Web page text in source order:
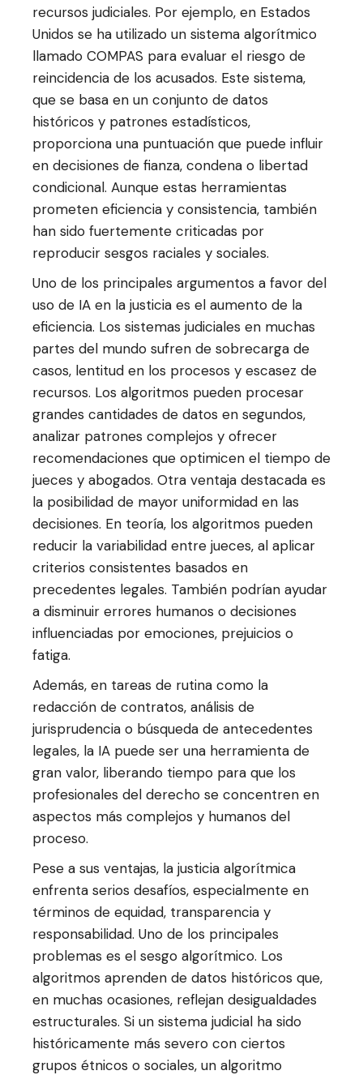
recursos judiciales. Por ejemplo, en Estados
Unidos se ha utilizado un sistema algorítmico
llamado COMPAS para evaluar el riesgo de
reincidencia de los acusados. Este sistema,
que se basa en un conjunto de datos
históricos y patrones estadísticos,
proporciona una puntuación que puede influir
en decisiones de fianza, condena o libertad
condicional. Aunque estas herramientas
prometen eficiencia y consistencia, también
han sido fuertemente criticadas por
reproducir sesgos raciales y sociales.
Uno de los principales argumentos a favor del
uso de IA en la justicia es el aumento de la
eficiencia. Los sistemas judiciales en muchas
partes del mundo sufren de sobrecarga de
casos, lentitud en los procesos y escasez de
recursos. Los algoritmos pueden procesar
grandes cantidades de datos en segundos,
analizar patrones complejos y ofrecer
recomendaciones que optimicen el tiempo de
jueces y abogados. Otra ventaja destacada es
la posibilidad de mayor uniformidad en las
decisiones. En teoría, los algoritmos pueden
reducir la variabilidad entre jueces, al aplicar
criterios consistentes basados en
precedentes legales. También podrían ayudar
a disminuir errores humanos o decisiones
influenciadas por emociones, prejuicios o
fatiga.
Además, en tareas de rutina como la
redacción de contratos, análisis de
jurisprudencia o búsqueda de antecedentes
legales, la IA puede ser una herramienta de
gran valor, liberando tiempo para que los
profesionales del derecho se concentren en
aspectos más complejos y humanos del
proceso.
Pese a sus ventajas, la justicia algorítmica
enfrenta serios desafíos, especialmente en
términos de equidad, transparencia y
responsabilidad. Uno de los principales
problemas es el sesgo algorítmico. Los
algoritmos aprenden de datos históricos que,
en muchas ocasiones, reflejan desigualdades
estructurales. Si un sistema judicial ha sido
históricamente más severo con ciertos
grupos étnicos o sociales, un algoritmo